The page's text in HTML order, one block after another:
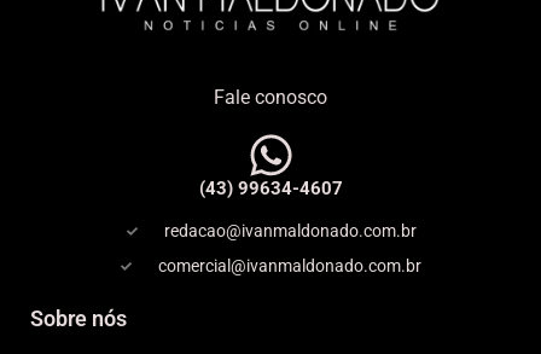
Fale conosco
(43) 99634-4607
redacao@ivanmaldonado.com.br
comercial@ivanmaldonado.com.br
Sobre nós